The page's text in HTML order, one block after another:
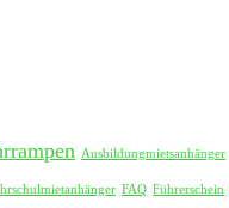
Ausbildungmietsanhänger
FAQ Führerschein